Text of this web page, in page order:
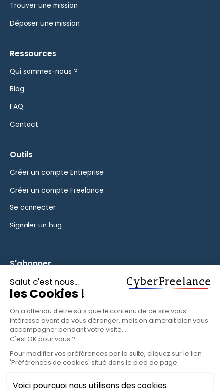
Trouver une mission
Déposer une mission
Ressources
Qui sommes-nous ?
Blog
FAQ
Contact
Outils
Créer un compte Entreprise
Créer un compte Freelance
Se connecter
Signaler un bug
S'abonner
Inscrivez-vous à notre newsletter pour rester informé des
fonctionnalités et des nouveautés.
S'ABONNER